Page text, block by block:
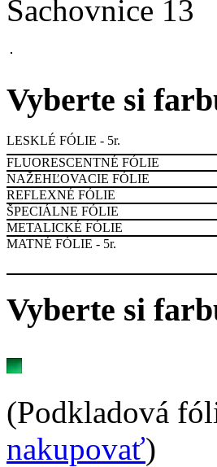
Šachovnice 13
Vyberte si
LESKLÉ FÓLIE - 5r.
FLUORESCENTNÉ FÓLIE
NAŽEHĽOVACIE FÓLIE
REFLEXNÉ FÓLIE
ŠPECIÁLNE FÓLIE
METALICKÉ FÓLIE
MATNÉ FÓLIE - 5r.
Vyberte si
(Podkladová
nakupovať)